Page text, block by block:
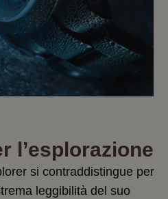
l’esplorazione
si contraddistingue per
leggibilità del suo